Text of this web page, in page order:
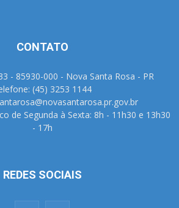
CONTATO
- 85930-000 - Nova Santa Rosa - PR
(45) 3253 1144
de Segunda à Sexta: 8h - 11h30 e 13h30
- 17h
REDES SOCIAIS